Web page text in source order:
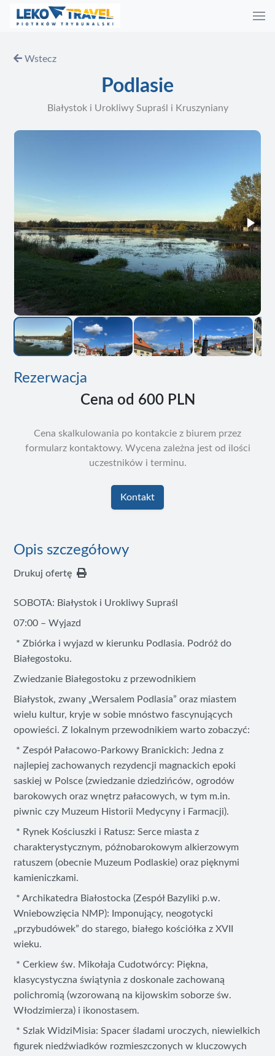
Wstecz
Podlasie
Białystok i Urokliwy Supraśl i Kruszyniany
Rezerwacja
Cena od 600 PLN
Cena skalkulowania po kontakcie z biurem przez
formularz kontaktowy. Wycena zależna jest od ilości
uczestników i terminu.
Kontakt
Opis szczegółowy
Drukuj ofertę
SOBOTA: Białystok i Urokliwy Supraśl
07:00 – Wyjazd
* Zbiórka i wyjazd w kierunku Podlasia. Podróż do
Białegostoku.
Zwiedzanie Białegostoku z przewodnikiem
Białystok, zwany „Wersalem Podlasia” oraz miastem
wielu kultur, kryje w sobie mnóstwo fascynujących
opowieści. Z lokalnym przewodnikiem warto zobaczyć:
* Zespół Pałacowo-Parkowy Branickich: Jedna z
najlepiej zachowanych rezydencji magnackich epoki
saskiej w Polsce (zwiedzanie dziedzińców, ogrodów
barokowych oraz wnętrz pałacowych, w tym m.in.
piwnic czy Muzeum Historii Medycyny i Farmacji).
* Rynek Kościuszki i Ratusz: Serce miasta z
charakterystycznym, późnobarokowym alkierzowym
ratuszem (obecnie Muzeum Podlaskie) oraz pięknymi
kamieniczkami.
* Archikatedra Białostocka (Zespół Bazyliki p.w.
Wniebowzięcia NMP): Imponujący, neogotycki
„przybudówek” do starego, białego kościółka z XVII
wieku.
* Cerkiew św. Mikołaja Cudotwórcy: Piękna,
klasycystyczna świątynia z doskonale zachowaną
polichromią (wzorowaną na kijowskim soborze św.
Włodzimierza) i ikonostasem.
* Szlak WidziMisia: Spacer śladami uroczych, niewielkich
figurek niedźwiadków rozmieszczonych w kluczowych